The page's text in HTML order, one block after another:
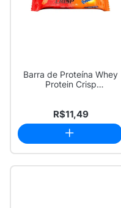
Barra de Proteína Whey
Protein Crisp
R$11,49